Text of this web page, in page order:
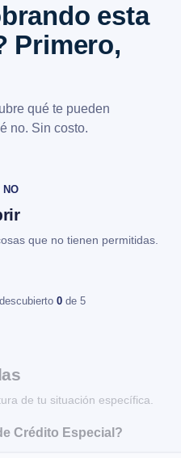
esta
Primero,
qué te pueden
no. Sin costo.
que no tienen permitidas.
0 de 5
de tu situación específica.
Crédito Especial?